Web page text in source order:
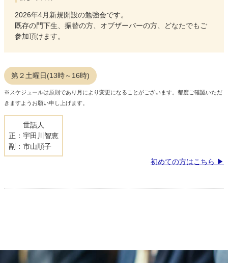
2026年4月新規開設の勉強会です。
既存の門下生、振替の方、オブザーバーの方、どなたでもご
参加頂けます。
第２土曜日(13時～16時)
※スケジュールは原則であり月により変更になることがございます。都度ご確認いただ
きますようお願い申し上げます。
世話人
正：宇田川智恵
副：市山順子
初めての方はこちら